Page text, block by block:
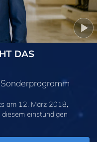
DAS
am 12. März 2018,
einstündigen